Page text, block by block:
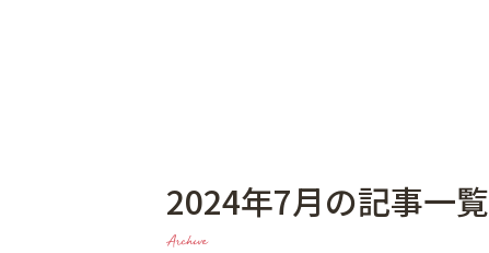
2024年7月の記事一覧
Archive